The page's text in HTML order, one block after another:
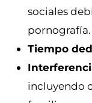
sociales
pornografía.
Tiempo
incluyendo